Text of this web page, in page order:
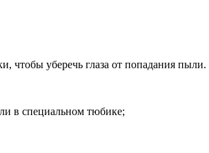
чтобы уберечь глаза от попадания пыли.
в специальном тюбике;